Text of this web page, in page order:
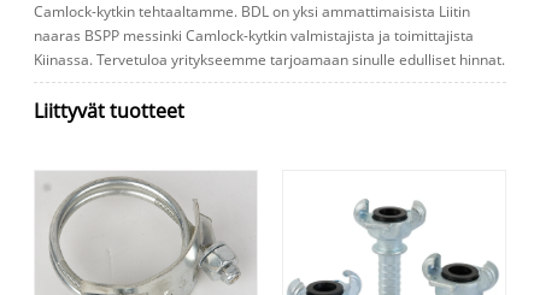
Camlock-kytkin tehtaaltamme. BDL on yksi ammattimaisista Liitin
naaras BSPP messinki Camlock-kytkin valmistajista ja toimittajista
Kiinassa. Tervetuloa yritykseemme tarjoamaan sinulle edulliset hinnat.
Liittyvät tuotteet